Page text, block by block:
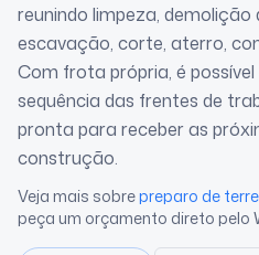
reunindo limpeza, demolição
escavação, corte, aterro,
Com frota própria, é
sequência das frentes de
pronta para receber as
construção.
Veja mais sobrepreparo de
peça um orçamento direto pelo